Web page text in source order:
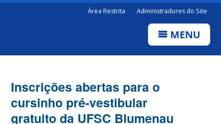
Área Restrita Administradores do Site
MENU
Inscrições abertas para o
cursinho pré-vestibular
gratuito da UFSC Blumenau